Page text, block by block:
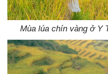
Mùa lúa chín vàng ở Y